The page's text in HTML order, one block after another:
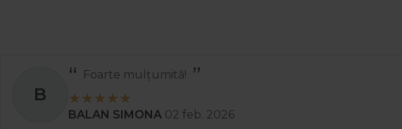
B
Foarte mulțumită!
BALAN SIMONA 02 feb. 2026